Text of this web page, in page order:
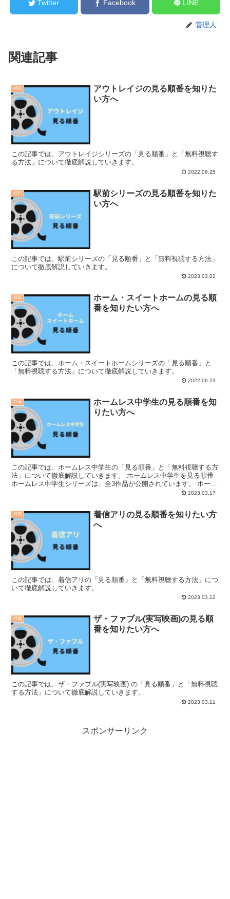
Twitter Facebook LINE
管理人
関連記事
邦画
アウトレイジの見る順番を知りた
い方へ
この記事では、アウトレイジシリーズの「見る順番」と「無料視聴す
る方法」について徹底解説していきます。
2022.06.25
邦画
駅前シリーズの見る順番を知りた
い方へ
この記事では、駅前シリーズの「見る順番」と「無料視聴する方法」
について徹底解説していきます。
2023.03.02
邦画
ホーム・スイートホームの見る順
番を知りたい方へ
この記事では、ホーム・スイートホームシリーズの「見る順番」と
「無料視聴する方法」について徹底解説していきます。
2022.06.23
邦画
ホームレス中学生の見る順番を知
りたい方へ
この記事では、ホームレス中学生の「見る順番」と「無料視聴する方
法」について徹底解説していきます。 ホームレス中学生を見る順番
ホームレス中学生シリーズは、全3作品が公開されています。 ホーム
レス中学生シリーズを見る順番は、以下の順番で見るこ... 2023.03.17
邦画
着信アリの見る順番を知りたい方
へ
この記事では、着信アリの「見る順番」と「無料視聴する方法」につ
いて徹底解説していきます。
2023.03.12
邦画
ザ・ファブル(実写映画)の見る順
番を知りたい方へ
この記事では、ザ・ファブル(実写映画) の「見る順番」と「無料視聴
する方法」について徹底解説していきます。
2023.03.11
スポンサーリンク